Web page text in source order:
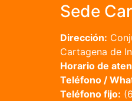
Sede
Dirección:
Cartagena de
Horario de
Teléfono /
Teléfono fijo: